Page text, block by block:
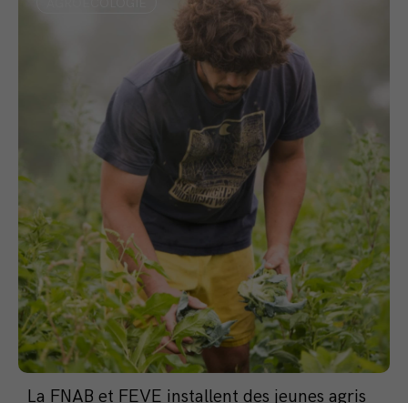
La FNAB et FEVE installent des jeunes agris